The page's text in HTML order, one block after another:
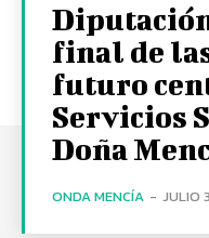
final de
futuro
Servicios
Doña
ONDA MENCÍA - JULIO